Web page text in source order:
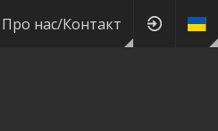
Про нас/Контакт